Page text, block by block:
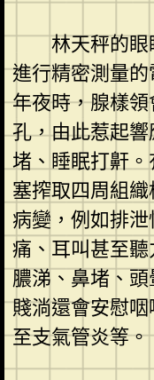
林天秤的
進行精密測量
年夜時，腺樣
孔，由此惹起
堵、睡眠打鼾
塞搾取四周組
病變，例如排
痛、耳叫甚至
膿涕、鼻堵、
賤淌還會安慰
至支氣管炎等。